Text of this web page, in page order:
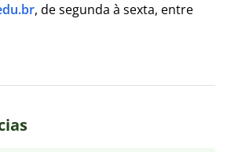
, de segunda à sexta, entre